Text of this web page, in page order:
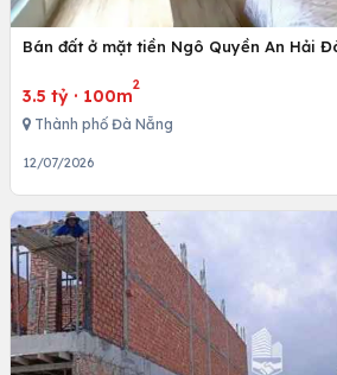
Bán đất ở mặt tiền Ngô Quyền An Hải
3.5 tỷ · 100m
2
Thành phố Đà Nẵng
12/07/2026